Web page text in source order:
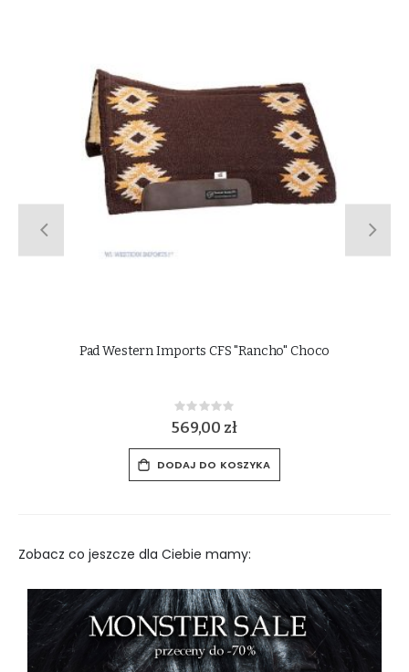
Pad Western Imports CFS "Rancho" Choco
Rating:
0%
569,00 zł
DODAJ DO KOSZYKA
Zobacz co jeszcze dla Ciebie mamy: